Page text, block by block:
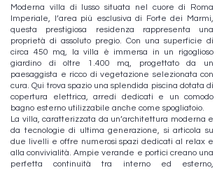
Moderna villa di lusso situata nel cuore di Roma
Imperiale, l’area più esclusiva di Forte dei Marmi,
questa prestigiosa residenza rappresenta una
proprietà di assoluto pregio. Con una superficie di
circa 450 mq, la villa è immersa in un rigoglioso
giardino di oltre 1.400 mq, progettato da un
paesaggista e ricco di vegetazione selezionata con
cura. Qui trova spazio una splendida piscina dotata di
copertura elettrica, arredi dedicati e un comodo
bagno esterno utilizzabile anche come spogliatoio.
La villa, caratterizzata da un’architettura moderna e
da tecnologie di ultima generazione, si articola su
due livelli e offre numerosi spazi dedicati al relax e
alla convivialità. Ampie verande e portici creano una
perfetta continuità tra interno ed esterno,